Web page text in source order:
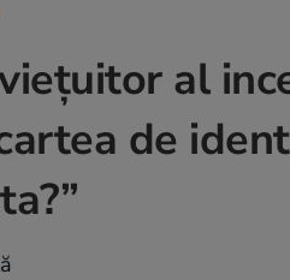
al
de